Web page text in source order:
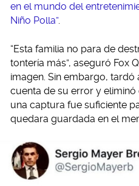
en el mundo del
Niño Polla”.
“Esta familia no para de
tontería más”, aseguró Fox
imagen. Sin embargo,
cuenta de su error y
una captura fue suficiente
quedara guardada en el